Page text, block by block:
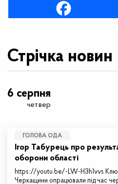
Стрічка новин
6 серпня
четвер
ГОЛОВА ОДА
Ігор Табурець про
оборони області
https://youtu.be/-LW-H3h1vvs
Черкащини опрацювали під час